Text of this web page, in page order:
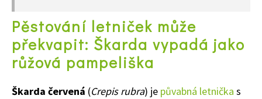
Pěstování letniček může
překvapit: Škarda vypadá jako
růžová pampeliška
Škarda červená (Crepis rubra) je půvabná letnička s